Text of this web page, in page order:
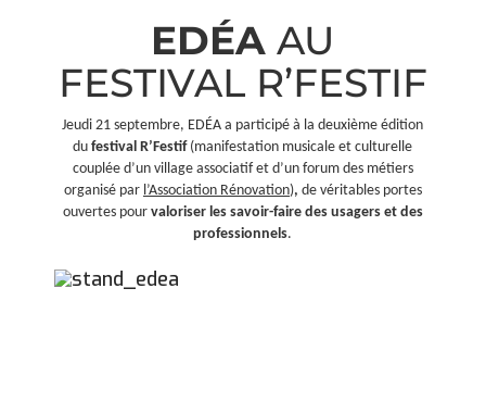
EDÉA AU
FESTIVAL R’FESTIF
Jeudi 21 septembre, EDÉA a participé à la deuxième édition
dufestival R’Festif(manifestation musicale et culturelle
couplée d’un village associatif et d’un forum des métiers
organisé par l’Association Rénovation), de véritables portes
ouvertes pour valoriser les savoir-faire des usagers et des
professionnels.